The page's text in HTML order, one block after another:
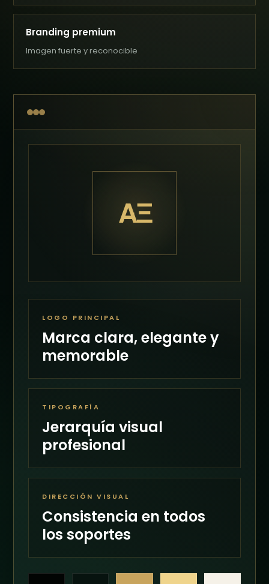
Branding premium
Imagen fuerte y reconocible
AΞ
LOGO PRINCIPAL
Marca clara, elegante y
memorable
TIPOGRAFÍA
Jerarquía visual
profesional
DIRECCIÓN VISUAL
Consistencia en todos
los soportes